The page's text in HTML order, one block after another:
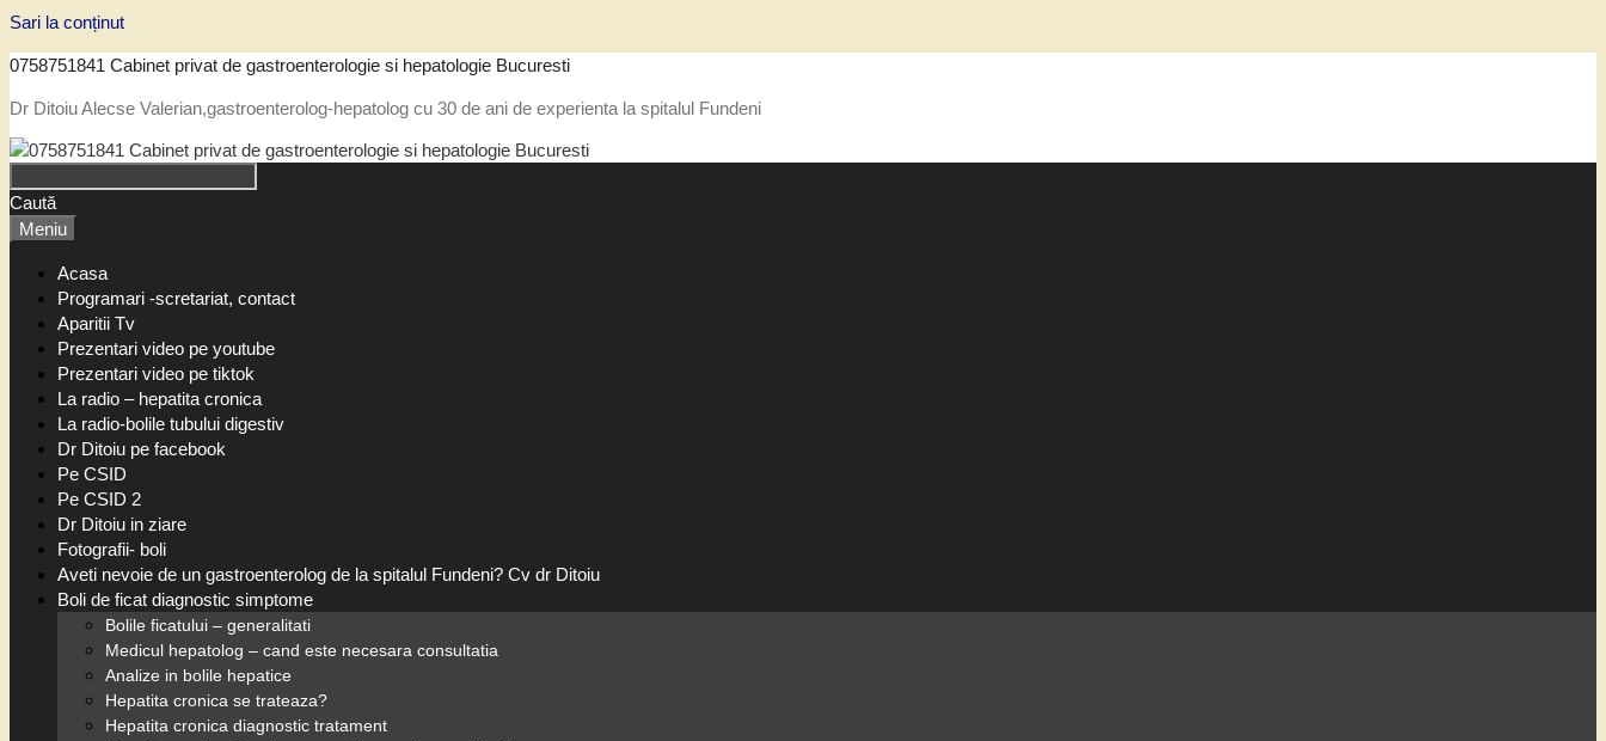
Sari la conținut
0758751841 Cabinet privat de gastroenterologie si hepatologie Bucuresti
Dr Ditoiu Alecse Valerian,gastroenterolog-hepatolog cu 30 de ani de experienta la spitalul Fundeni
Caută
Meniu
Acasa
Programari -scretariat, contact
Aparitii Tv
Prezentari video pe youtube
Prezentari video pe tiktok
La radio – hepatita cronica
La radio-bolile tubului digestiv
Dr Ditoiu pe facebook
Pe CSID
Pe CSID 2
Dr Ditoiu in ziare
Fotografii- boli
Aveti nevoie de un gastroenterolog de la spitalul Fundeni? Cv dr Ditoiu
Boli de ficat diagnostic simptome
Bolile ficatului – generalitati
Medicul hepatolog – cand este necesara consultatia
Analize in bolile hepatice
Hepatita cronica se trateaza?
Hepatita cronica diagnostic tratament